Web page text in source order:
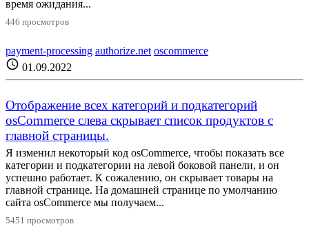
время ожидания...
446 просмотров
payment-processing authorize.net oscommerce
schedule 01.09.2022
Отображение всех категорий и подкатегорий
osCommerce слева скрывает список продуктов с
главной страницы.
Я изменил некоторый код osCommerce, чтобы показать все
категории и подкатегории на левой боковой панели, и он
успешно работает. К сожалению, он скрывает товары на
главной странице. На домашней странице по умолчанию
сайта osCommerce мы получаем...
5451 просмотров